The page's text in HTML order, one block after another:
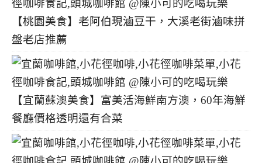
【桃園美食】老阿伯現滷豆干，大溪老街滷味拼
盤老店推薦
【宜蘭蘇澳美食】富美活海鮮南方澳，60年海鮮
餐廳價格透明還有合菜